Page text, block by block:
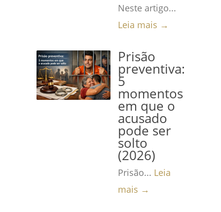
Neste artigo...
Leia mais →
Prisão
preventiva:
5
momentos
em que o
acusado
pode ser
solto
(2026)
Prisão... Leia
mais →